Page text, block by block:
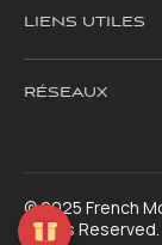
LIENS UTILES
RÉSEAUX
© 2025 French
Rights